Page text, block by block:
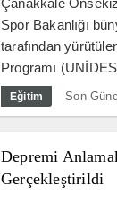
Spor Bakanlığı
tarafından
Programı
Eğitim Son
Depremi
Gerçekleştirildi